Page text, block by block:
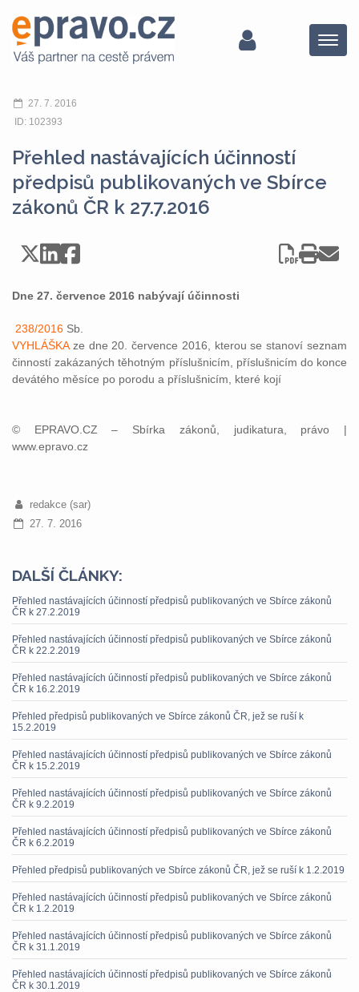
Menu
27. 7. 2016
ID: 102393
Přehled nastávajících účinností
předpisů publikovaných ve Sbírce
zákonů ČR k 27.7.2016
Dne 27. července 2016 nabývají účinnosti
238/2016 Sb.
VYHLÁŠKAze dne 20. července 2016, kterou se stanoví seznam
činností zakázaných těhotným příslušnicím, příslušnicím do konce
devátého měsíce po porodu a příslušnicím, které kojí
© EPRAVO.CZ – Sbírka zákonů, judikatura, právo |
www.epravo.cz
redakce (sar)
27. 7. 2016
DALŠÍ ČLÁNKY:
Přehled nastávajících účinností předpisů publikovaných ve Sbírce zákonů
ČR k 27.2.2019
Přehled nastávajících účinností předpisů publikovaných ve Sbírce zákonů
ČR k 22.2.2019
Přehled nastávajících účinností předpisů publikovaných ve Sbírce zákonů
ČR k 16.2.2019
Přehled předpisů publikovaných ve Sbírce zákonů ČR, jež se ruší k
15.2.2019
Přehled nastávajících účinností předpisů publikovaných ve Sbírce zákonů
ČR k 15.2.2019
Přehled nastávajících účinností předpisů publikovaných ve Sbírce zákonů
ČR k 9.2.2019
Přehled nastávajících účinností předpisů publikovaných ve Sbírce zákonů
ČR k 6.2.2019
Přehled předpisů publikovaných ve Sbírce zákonů ČR, jež se ruší k 1.2.2019
Přehled nastávajících účinností předpisů publikovaných ve Sbírce zákonů
ČR k 1.2.2019
Přehled nastávajících účinností předpisů publikovaných ve Sbírce zákonů
ČR k 31.1.2019
Přehled nastávajících účinností předpisů publikovaných ve Sbírce zákonů
ČR k 30.1.2019